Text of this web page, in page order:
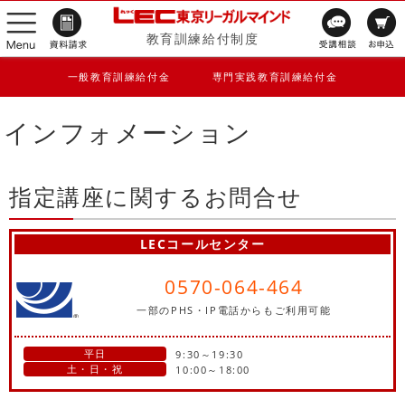
教育訓練給付制度
一般教育訓練給付金 専門実践教育訓練給付金
インフォメーション
指定講座に関するお問合せ
LECコールセンター
0570-064-464
一部のPHS・IP電話からもご利用可能
平日
9:30～19:30
土・日・祝
10:00～18:00